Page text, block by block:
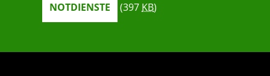
NOTDIENSTE (397 KB)